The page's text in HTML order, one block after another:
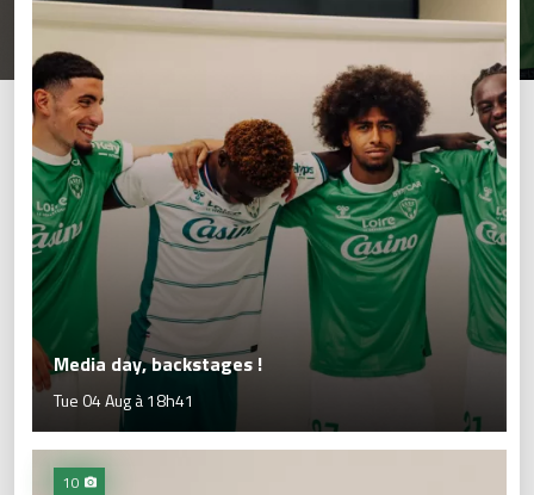
Media day, backstages !
Tue 04 Aug à 18h41
10